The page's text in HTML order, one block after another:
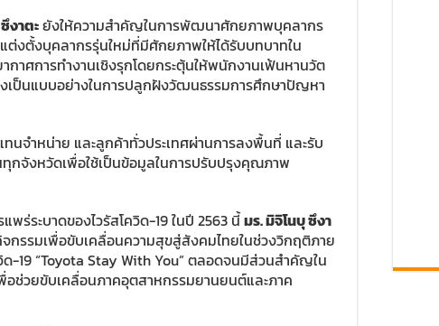
งาตะยังให้ความสำคัญในการพัฒนาศักยภาพบุคลากร
ต่งตั้งบุคลากรรุ่นใหม่ที่มีศักยภาพให้ได้รับบทบาทใน
าศการทำงานเชิงรุกโดยกระตุ้นให้พนักงานเฟ้นหานวัต
เป็นแบบอย่างในการปลูกฝังวัฒนธรรมการศึกษาปัญหา
นจำหน่าย และลูกค้าทั่วประเทศผ่านการลงพื้นที่ และรับ
กจังหวัดเพื่อใช้เป็นข้อมูลในการปรับปรุงคุณภาพ
ร่ระบาดของไวรัสโควิด-19 ในปี 2563 นี้มร. มิจิโนบุ ซึงา
รรมเพื่อขับเคลื่อนความสุขสู่สังคมไทยในช่วงวิกฤติภาย
ด-19 “Toyota Stay With You” ตลอดจนมีส่วนสำคัญใน
ช่วยขับเคลื่อนภาคอุตสาหกรรมยานยนต์และภาค